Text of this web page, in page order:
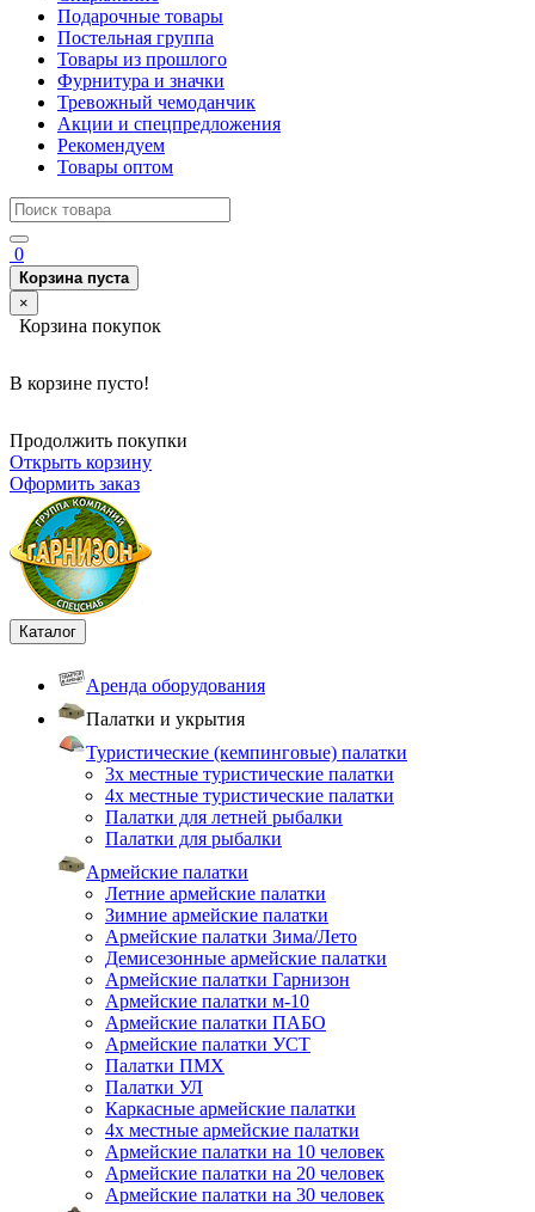
Подарочные товары
Постельная группа
Товары из прошлого
Фурнитура и значки
Тревожный чемоданчик
Акции и спецпредложения
Рекомендуем
Товары оптом
0
Корзина пуста
×
Корзина покупок
В корзине пусто!
Продолжить покупки
Открыть корзину
Оформить заказ
Каталог
Аренда оборудования
Палатки и укрытия
Туристические (кемпинговые) палатки
3х местные туристические палатки
4х местные туристические палатки
Палатки для летней рыбалки
Палатки для рыбалки
Армейские палатки
Летние армейские палатки
Зимние армейские палатки
Армейские палатки Зима/Лето
Демисезонные армейские палатки
Армейские палатки Гарнизон
Армейские палатки м-10
Армейские палатки ПАБО
Армейские палатки УСТ
Палатки ПМХ
Палатки УЛ
Каркасные армейские палатки
4х местные армейские палатки
Армейские палатки на 10 человек
Армейские палатки на 20 человек
Армейские палатки на 30 человек